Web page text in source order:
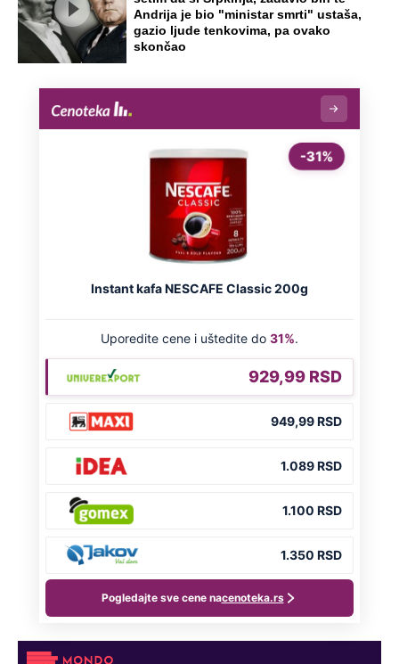
Andrija je bio "ministar smrti" ustaša,
gazio ljude tenkovima, pa ovako
skončao